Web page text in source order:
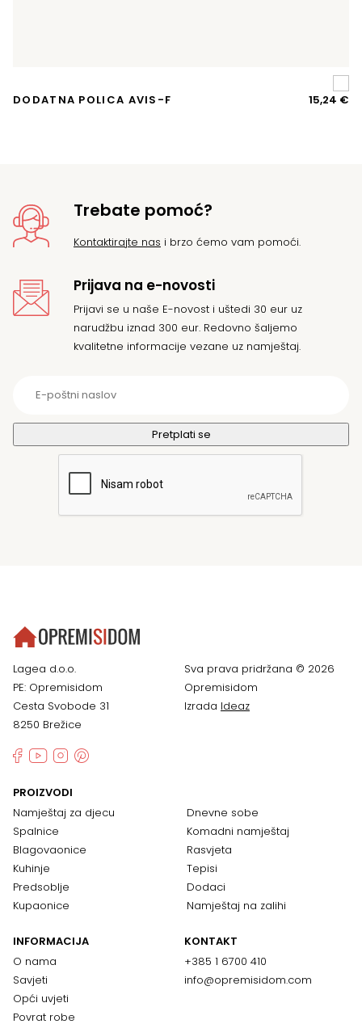
DODATNA POLICA AVIS-F 15,24 €
Trebate pomoć?
Kontaktirajte nas i brzo ćemo vam pomoći.
Prijava na e-novosti
Prijavi se u naše E-novost i uštedi 30 eur uz
narudžbu iznad 300 eur. Redovno šaljemo
kvalitetne informacije vezane uz namještaj.
Lagea d.o.o.
PE: Opremisidom
Cesta Svobode 31
8250 Brežice
Sva prava pridržana © 2026
Opremisidom
Izrada Ideaz
PROIZVODI
Namještaj za djecu
Spalnice
Blagovaonice
Kuhinje
Predsoblje
Kupaonice
Dnevne sobe
Komadni namještaj
Rasvjeta
Tepisi
Dodaci
Namještaj na zalihi
INFORMACIJA
O nama
Savjeti
Opći uvjeti
Povrat robe
KONTAKT
+385 1 6700 410
info@opremisidom.com